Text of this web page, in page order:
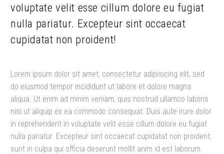
voluptate velit esse cillum dolore eu fugiat
nulla pariatur. Excepteur sint occaecat
cupidatat non proident!
Lorem ipsum dolor sit amet, consectetur adipisicing elit, sed
do eiusmod tempor incididunt ut labore et dolore magna
aliqua. Ut enim ad minim veniam, quis nostrud ullamco laboris
nisi ut aliquip ex ea commodo consequat. Duis aute irure dolor
in reprehenderit in voluptate velit esse cillum dolore eu fugiat
nulla pariatur. Excepteur sint occaecat cupidatat non proident,
sunt in culpa qui officia deserunt mollit anim id est laborum.